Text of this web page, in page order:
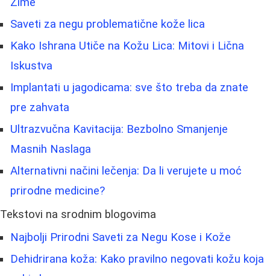
Saveti za negu problematične kože lica
Kako Ishrana Utiče na Kožu Lica: Mitovi i Lična
Iskustva
Implantati u jagodicama: sve što treba da znate
pre zahvata
Ultrazvučna Kavitacija: Bezbolno Smanjenje
Masnih Naslaga
Alternativni načini lečenja: Da li verujete u moć
prirodne medicine?
Tekstovi na srodnim blogovima
Najbolji Prirodni Saveti za Negu Kose i Kože
Dehidrirana koža: Kako pravilno negovati kožu koja